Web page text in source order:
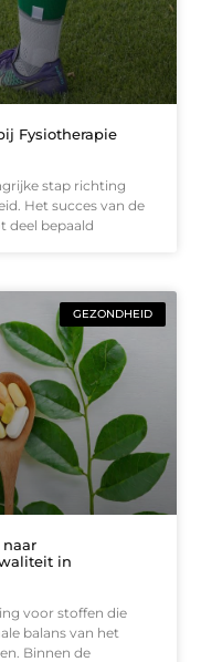
Fysiotherapie
stap richting
Het succes van de
deel bepaald
GEZONDHEID
naar
in
voor stoffen die
balans van het
Binnen de